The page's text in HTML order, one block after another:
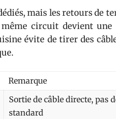
mais les retours de
circuit devient une
évite de tirer des
Remarque
Sortie de câble directe, pas
standard